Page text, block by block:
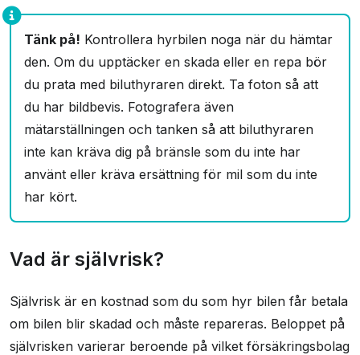
Tänk på! Kontrollera hyrbilen noga när du hämtar
den. Om du upptäcker en skada eller en repa bör
du prata med biluthyraren direkt. Ta foton så att
du har bildbevis. Fotografera även
mätarställningen och tanken så att biluthyraren
inte kan kräva dig på bränsle som du inte har
använt eller kräva ersättning för mil som du inte
har kört.
Vad är självrisk?
Självrisk är en kostnad som du som hyr bilen får betala
om bilen blir skadad och måste repareras. Beloppet på
självrisken varierar beroende på vilket försäkringsbolag